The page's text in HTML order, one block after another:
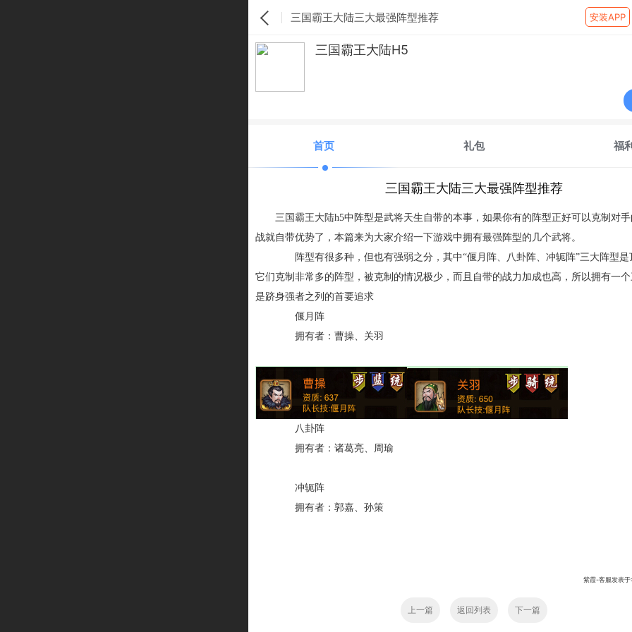
三国霸王大陆三大最强阵型推荐 安装APP
三国霸王大陆H5
首页 礼包 福
三国霸王大陆三大最强阵型推荐
三国霸王大陆h5中阵型是武将天生自带的本事，如果你有的阵型正好可以克制对
战就自带优势了，本篇来为大家介绍一下游戏中拥有最强阵型的几个武将。
阵型有很多种，但也有强弱之分，其中“偃月阵、八卦阵、冲轭阵”三大阵型是
它们克制非常多的阵型，被克制的情况极少，而且自带的战力加成也高，所以拥有一
是跻身强者之列的首要追求
偃月阵
拥有者：曹操、关羽
八卦阵
拥有者：诸葛亮、周瑜
冲轭阵
拥有者：郭嘉、孙策
紫霞-客服发表
上一篇 返回列表 下一篇